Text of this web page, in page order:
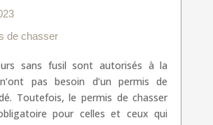
de chasser
sans fusil sont autorisés à la
pas besoin d’un permis de
Toutefois, le permis de chasser
pour celles et ceux qui